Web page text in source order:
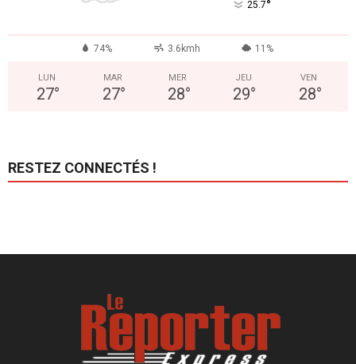
25.7°
74% 3.6kmh 11%
LUN
27°
MAR
27°
MER
28°
JEU
29°
VEN
28°
RESTEZ CONNECTÉS !